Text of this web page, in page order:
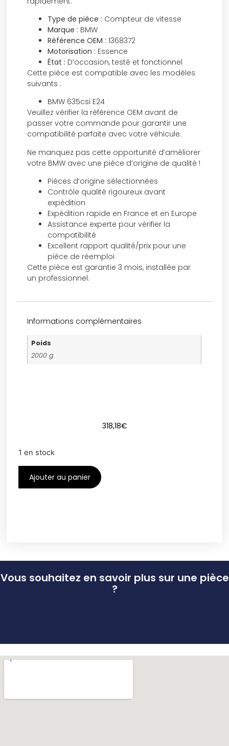
Type de pièce : Compteur de vitesse
Marque : BMW
Référence OEM : 1368372
Motorisation : Essence
État : D’occasion, testé et fonctionnel
Cette pièce est compatible avec les modèles
suivants :
BMW 635csi E24
Veuillez vérifier la référence OEM avant de
passer votre commande pour garantir une
compatibilité parfaite avec votre véhicule.
Ne manquez pas cette opportunité d’améliorer
votre BMW avec une pièce d’origine de qualité !
Pièces d’origine sélectionnées
Contrôle qualité rigoureux avant
expédition
Expédition rapide en France et en Europe
Assistance experte pour vérifier la
compatibilité
Excellent rapport qualité/prix pour une
pièce de réemploi
Cette pièce est garantie 3 mois, installée par
un professionnel.
Informations complémentaires
Poids
2000 g
318,18€
1 en stock
Ajouter au panier
Vous souhaitez en savoir plus sur une pièce
?